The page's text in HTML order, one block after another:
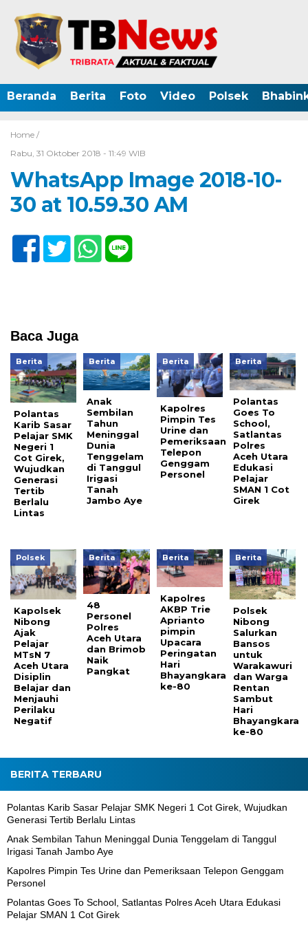
Beranda Berita Foto Video Polsek
Home /
Rabu, 31 Oktober 2018 - 11:49 WIB
WhatsApp Image 2018-10-
30 at 10.59.30 AM
Baca Juga
Berita
Polantas
Karib Sasar
Pelajar SMK
Negeri 1
Cot Girek,
Wujudkan
Generasi
Tertib
Berlalu
Lintas
Berita
Anak
Sembilan
Tahun
Meninggal
Dunia
Tenggelam
di Tanggul
Irigasi
Tanah
Jambo Aye
Berita
Kapolres
Pimpin Tes
Urine dan
Pemeriksaan
Telepon
Genggam
Personel
Berita
Polantas
Goes To
School,
Satlantas
Polres
Aceh Utara
Edukasi
Pelajar
SMAN 1 Cot
Girek
Polsek
Kapolsek
Nibong
Ajak
Pelajar
MTsN 7
Aceh Utara
Disiplin
Belajar dan
Menjauhi
Perilaku
Negatif
Berita
48
Personel
Polres
Aceh Utara
dan Brimob
Naik
Pangkat
Berita
Kapolres
AKBP Trie
Aprianto
pimpin
Upacara
Peringatan
Hari
Bhayangkara
ke-80
Berita
Polsek
Nibong
Salurkan
Bansos
untuk
Warakawuri
dan Warga
Rentan
Sambut
Hari
Bhayangkara
ke-80
BERITA TERBARU
Polantas Karib Sasar Pelajar SMK Negeri 1 Cot Girek, Wujudkan
Generasi Tertib Berlalu Lintas
Anak Sembilan Tahun Meninggal Dunia Tenggelam di Tanggul
Irigasi Tanah Jambo Aye
Kapolres Pimpin Tes Urine dan Pemeriksaan Telepon Genggam
Personel
Polantas Goes To School, Satlantas Polres Aceh Utara Edukasi
Pelajar SMAN 1 Cot Girek